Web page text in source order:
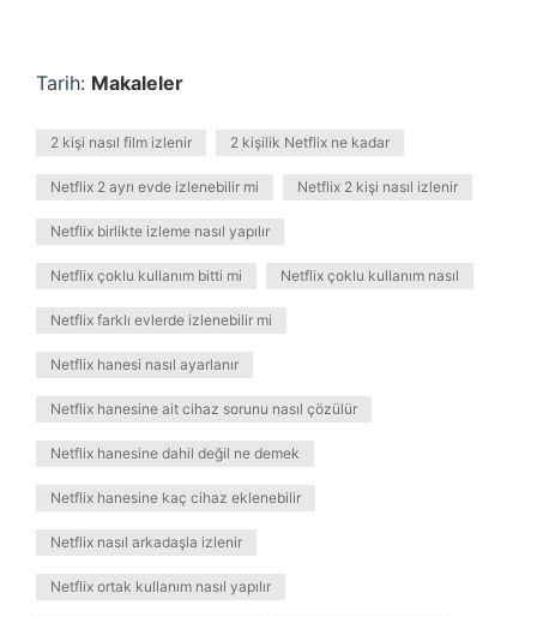
Tarih: Makaleler
2 kişi nasıl film izlenir 2 kişilik Netflix ne kadar
Netflix 2 ayrı evde izlenebilir mi Netflix 2 kişi nasıl izlenir
Netflix birlikte izleme nasıl yapılır
Netflix çoklu kullanım bitti mi Netflix çoklu kullanım nasıl
Netflix farklı evlerde izlenebilir mi
Netflix hanesi nasıl ayarlanır
Netflix hanesine ait cihaz sorunu nasıl çözülür
Netflix hanesine dahil değil ne demek
Netflix hanesine kaç cihaz eklenebilir
Netflix nasıl arkadaşla izlenir
Netflix ortak kullanım nasıl yapılır